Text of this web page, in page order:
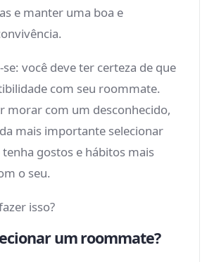
e manter uma boa e
você deve ter certeza de que
com seu roommate.
morar com um desconhecido,
mais importante selecionar
gostos e hábitos mais
o seu.
isso?
um roommate?